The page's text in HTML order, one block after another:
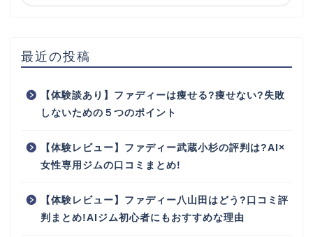
最近の投稿
【体験談あり】ファディーは痩せる?痩せない?失敗
しないための５つのポイント
【体験レビュー】ファディー武蔵小杉の評判は?AI×
女性専用ジムの口コミまとめ!
【体験レビュー】ファディー八山田はどう?口コミ評
判まとめ!AIジム初心者にもおすすめな理由